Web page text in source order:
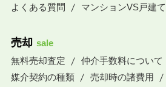
よくある質問
マンションVS戸建て
売却 sale
無料売却査定
仲介手数料について
媒介契約の種類
売却時の諸費用